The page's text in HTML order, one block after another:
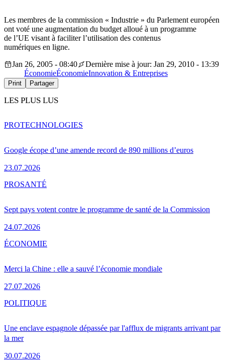
Les membres de la commission « Industrie » du Parlement européen
ont voté une augmentation du budget alloué à un programme
de l’UE visant à faciliter l’utilisation des contenus
numériques en ligne.
Jan 26, 2005 - 08:40
Dernière mise à jour: Jan 29, 2010 - 13:39
ÉconomieÉconomieInnovation & Entreprises
Print Partager
LES PLUS LUS
Google écope d’une amende record de 890 millions d’euros
23.07.2026
PROTECHNOLOGIES
Sept pays votent contre le programme de santé de la Commission
24.07.2026
PROSANTÉ
Merci la Chine : elle a sauvé l’économie mondiale
27.07.2026
ÉCONOMIE
Une enclave espagnole dépassée par l'afflux de migrants arrivant par
la mer
30.07.2026
POLITIQUE